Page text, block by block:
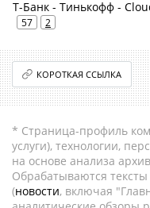
Т-Банк - Тинькофф -
57 2
КОРОТКАЯ ССЫЛКА
* Страница-профиль
услуги), технологии,
на основе анализа
Обрабатываются
(новости, включая